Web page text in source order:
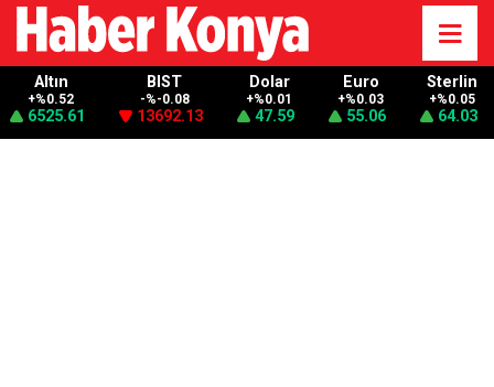
Altın
+%0.52
6525.61
BIST
-%-0.08
13692.13
Dolar
+%0.01
47.59
Euro
+%0.03
55.06
Sterlin
+%0.05
64.03